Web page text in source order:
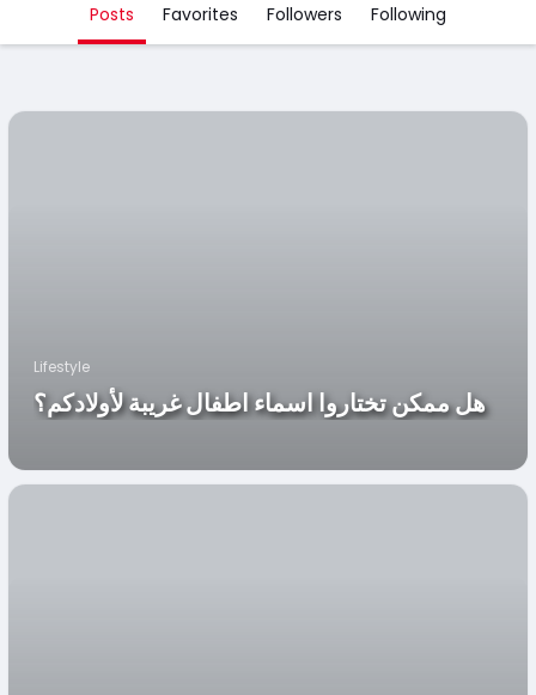
Posts Favorites Followers Following
Lifestyle
هل ممكن تختاروا اسماء اطفال غريبة لأولادكم؟